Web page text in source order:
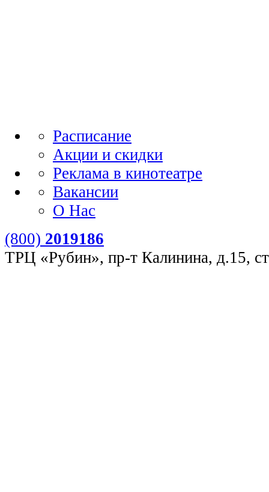
Расписание
Акции и скидки
Реклама в кинотеатре
Вакансии
О Нас
(800) 2019186
ТРЦ «Рубин», пр-т Калинина, д.15,